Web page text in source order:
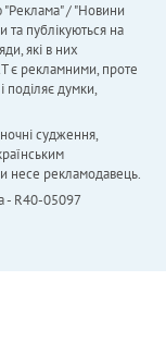
"Реклама" / "Новини
та публікуються на
які в них
є рекламними, проте
поділяє думки,
судження,
несе рекламодавець.
- R40-05097